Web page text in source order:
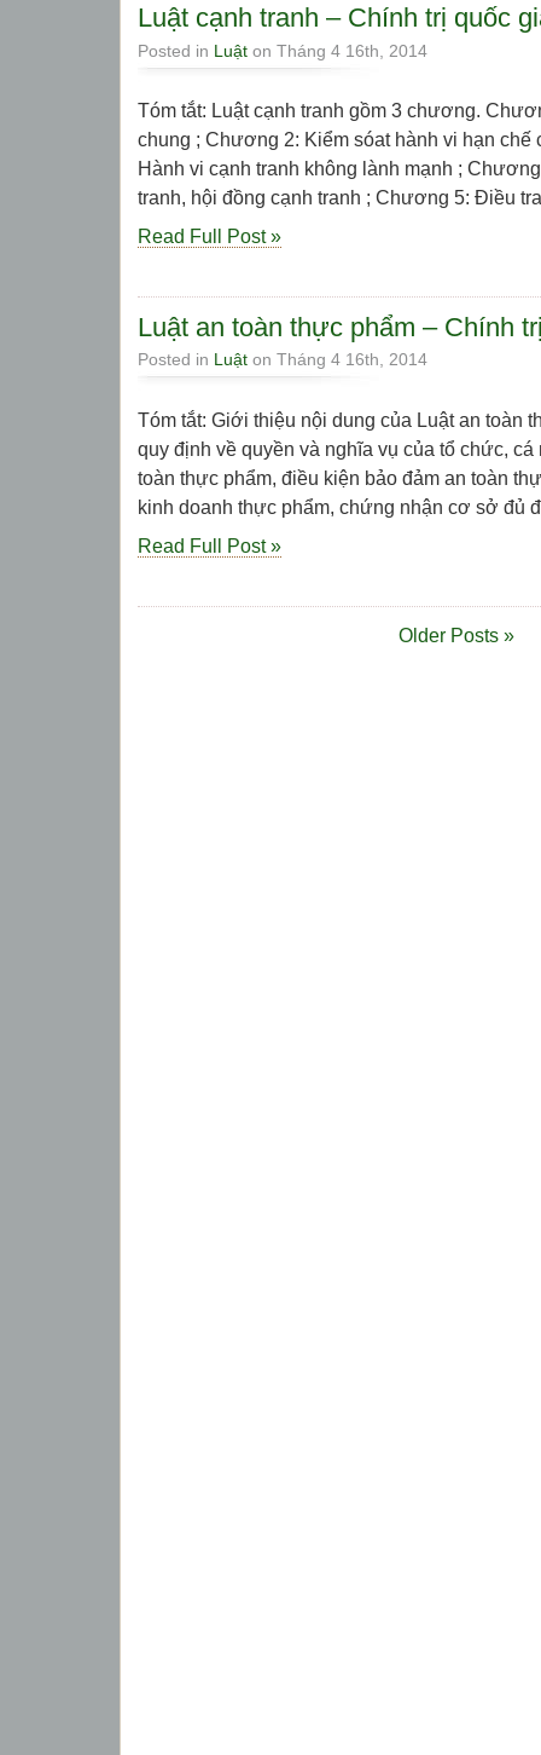
Luật cạnh tranh – Chính trị quốc
Posted in Luật on Tháng 4 16th, 2014
Tóm tắt: Luật cạnh tranh gồm 3 chương.
chung ; Chương 2: Kiểm sóat hành vi hạn chế
Hành vi cạnh tranh không lành mạnh ;
tranh, hội đồng cạnh tranh ; Chương 5: Điều
Read Full Post »
Luật an toàn thực phẩm – Chính
Posted in Luật on Tháng 4 16th, 2014
Tóm tắt: Giới thiệu nội dung của Luật an toàn
quy định về quyền và nghĩa vụ của tổ chức, cá
toàn thực phẩm, điều kiện bảo đảm an toàn
kinh doanh thực phẩm, chứng nhận cơ sở đủ
Read Full Post »
Older Posts »